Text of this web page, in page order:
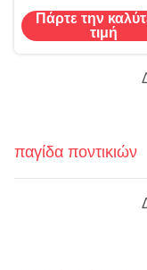
άρωμα για
εντόμων
Πάρτε την
τιμή
παγίδα ποντικιών